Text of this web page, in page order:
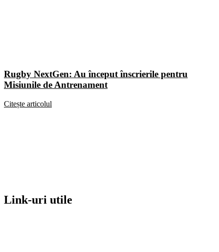
Rugby NextGen: Au început înscrierile pentru
Misiunile de Antrenament
Citește articolul
Link-uri utile